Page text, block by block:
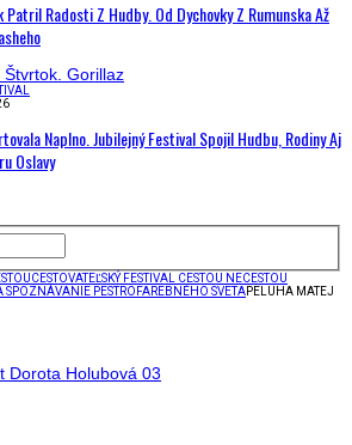
Radosti Z Hudby. Od Dychovky Z Rumunska Až
Naplno. Jubilejný Festival Spojil Hudbu, Rodiny Aj
Oslavy
CESTOVATEĽSKÝ FESTIVAL CESTOU NECESTOU
SPOZNÁVANIE PESTROFAREBNÉHO SVETAPELUHA MATEJ